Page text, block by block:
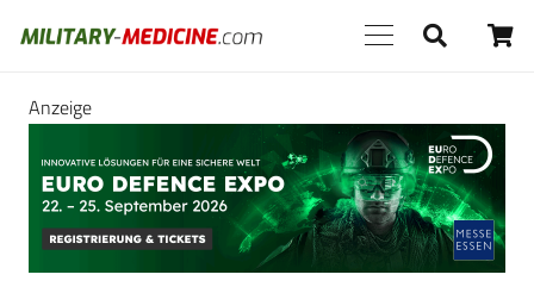
Anzeige